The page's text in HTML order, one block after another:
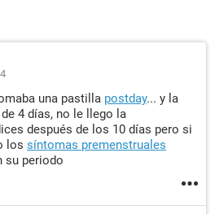
una pastilla postday... y la
4 días, no le llego la
después de los 10 días pero si
los síntomas premenstruales
su periodo